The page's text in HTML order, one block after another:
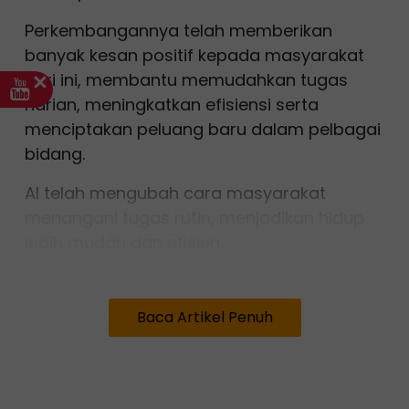
Perkembangannya telah memberikan
banyak kesan positif kepada masyarakat
hari ini, membantu memudahkan tugas
harian, meningkatkan efisiensi serta
menciptakan peluang baru dalam pelbagai
bidang.
AI telah mengubah cara masyarakat
vakum, lampu pintar dan pengatur suhu
automatik menggunakan teknologi AI untuk
Baca Artikel Penuh